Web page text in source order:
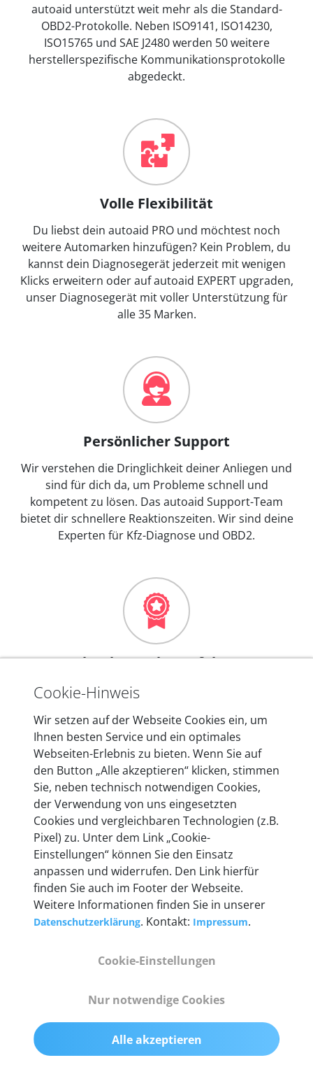
autoaid unterstützt weit mehr als die Standard-
OBD2-Protokolle. Neben ISO9141, ISO14230,
ISO15765 und SAE J2480 werden 50 weitere
herstellerspezifische Kommunikationsprotokolle
abgedeckt.
Volle Flexibilität
Du liebst dein autoaid PRO und möchtest noch
weitere Automarken hinzufügen? Kein Problem, du
kannst dein Diagnosegerät jederzeit mit wenigen
Klicks erweitern oder auf autoaid EXPERT upgraden,
unser Diagnosegerät mit voller Unterstützung für
alle 35 Marken.
Persönlicher Support
Wir verstehen die Dringlichkeit deiner Anliegen und
sind für dich da, um Probleme schnell und
kompetent zu lösen. Das autoaid Support-Team
bietet dir schnellere Reaktionszeiten. Wir sind deine
Experten für Kfz-Diagnose und OBD2.
Mehr als 10 Jahre Erfahrung
In den Kfz-Diagnosegeräten von autoaid stecken
entwickeln wir unsere Produkte am Standort in
Berlin laufend weiter. Auf diese Qualität vertrauen
heute mehr als 60.000 Privatkunden und
Unternehmen.
Technische Details &
Lieferumfang
55 mm x 25 mm x 12 mm
200 g
Cookie-Hinweis
Wir setzen auf der Webseite Cookies ein, um
Ihnen besten Service und ein optimales
Webseiten-Erlebnis zu bieten. Wenn Sie auf
den Button „Alle akzeptieren“ klicken, stimmen
Sie, neben technisch notwendigen Cookies,
der Verwendung von uns eingesetzten
Cookies und vergleichbaren Technologien (z.B.
Pixel) zu. Unter dem Link „Cookie-
Einstellungen“ können Sie den Einsatz
anpassen und widerrufen. Den Link hierfür
finden Sie auch im Footer der Webseite.
Weitere Informationen finden Sie in unserer
Datenschutzerklärung. Kontakt: Impressum.
Cookie-Einstellungen
Nur notwendige Cookies
Alle akzeptieren